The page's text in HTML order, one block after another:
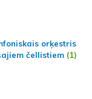
orķestris
čellistiem (1)